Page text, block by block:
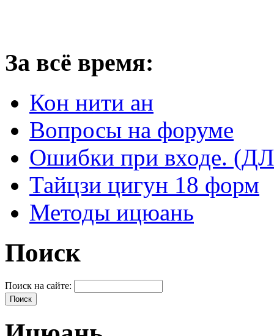
За всё время:
Кон нити ан
Вопросы на форуме
Ошибки при входе.
Тайцзи цигун 18 форм
Методы ицюань
Поиск
Поиск на сайте: